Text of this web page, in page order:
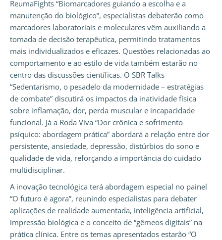
ReumaFights “Biomarcadores guiando a escolha e a
manutenção do biológico”, especialistas debaterão como
marcadores laboratoriais e moleculares vêm auxiliando a
tomada de decisão terapêutica, permitindo tratamentos
mais individualizados e eficazes. Questões relacionadas ao
comportamento e ao estilo de vida também estarão no
centro das discussões científicas. O SBR Talks
“Sedentarismo, o pesadelo da modernidade – estratégias
de combate” discutirá os impactos da inatividade física
sobre inflamação, dor, perda muscular e incapacidade
funcional. Já a Roda Viva “Dor crônica e sofrimento
psíquico: abordagem prática” abordará a relação entre dor
persistente, ansiedade, depressão, distúrbios do sono e
qualidade de vida, reforçando a importância do cuidado
multidisciplinar.
A inovação tecnológica terá abordagem especial no painel
“O futuro é agora”, reunindo especialistas para debater
aplicações de realidade aumentada, inteligência artificial,
impressão biológica e o conceito de “gêmeos digitais” na
prática clínica. Entre os temas apresentados estarão “O